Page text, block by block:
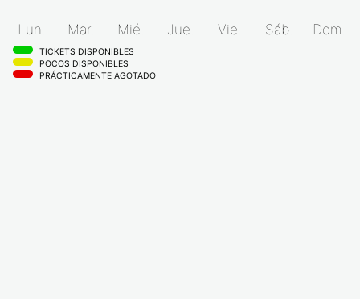
Lun. Mar. Mié. Jue. Vie. Sáb. Dom.
TICKETS DISPONIBLES
POCOS DISPONIBLES
PRÁCTICAMENTE AGOTADO